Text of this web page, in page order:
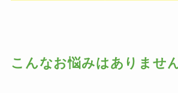
こんなお悩みはありませ